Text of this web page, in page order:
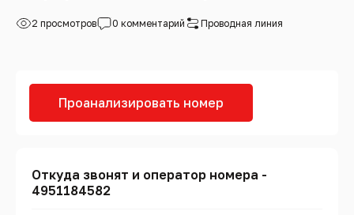
2 просмотров 0 комментарий Проводная линия
Проанализировать номер
Откуда звонят и оператор номера -
4951184582